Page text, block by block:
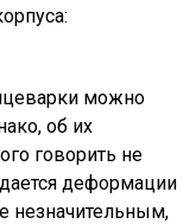
можно
об их
говорить не
деформации
незначительным,